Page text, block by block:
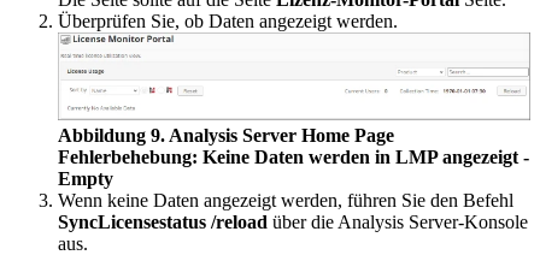
Überprüfen Sie, ob Daten angezeigt werden.
Abbildung 9. Analysis Server Home Page
Fehlerbehebung: Keine Daten werden in LMP angezeigt -
Empty
Wenn keine Daten angezeigt werden, führen Sie den Befehl
SyncLicensestatus /reload über die Analysis Server-Konsole
aus.